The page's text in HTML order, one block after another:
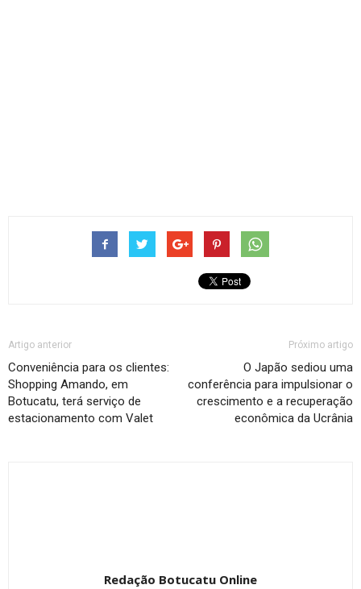
Artigo anterior
Conveniência para os clientes:
Shopping Amando, em
Botucatu, terá serviço de
estacionamento com Valet
Próximo artigo
O Japão sediou uma
conferência para impulsionar o
crescimento e a recuperação
econômica da Ucrânia
Redação Botucatu Online